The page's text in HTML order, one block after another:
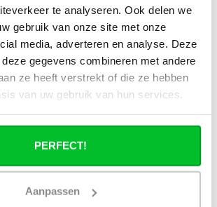
te analyseren. Ook delen we
gebruik van onze site met onze
media, adverteren en analyse. Deze
gegevens combineren met andere
ze heeft verstrekt of die ze hebben
van uw gebruik van hun services.
PERFECT!
Aanpassen